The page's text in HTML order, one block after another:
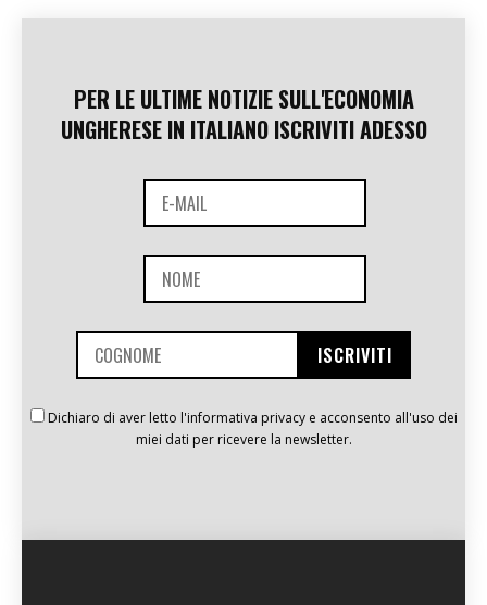
PER LE ULTIME NOTIZIE SULL'ECONOMIA
UNGHERESE IN ITALIANO ISCRIVITI ADESSO
Dichiaro di aver letto l'informativa privacy e acconsento all'uso dei
miei dati per ricevere la newsletter.